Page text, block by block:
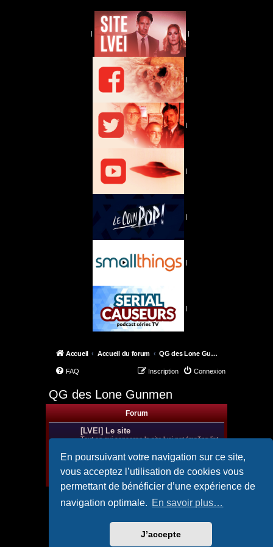
En poursuivant votre navigation sur ce site,
vous acceptez l’utilisation de cookies vous
permettant de bénéficier d’une expérience de
navigation optimale. En savoir plus…
J’accepte
| |
|
|
|
|
|
|
Accueil Accueil du forum QG des Lone Gunmen
FAQ Connexion
Inscription
QG des Lone Gunmen
Forum
[LVEI] Le site
Tout ce qui concerne le site lvei.net (mailing list,
rubriques, problèmes de liens cassés et autres
soucis techniques, demande d'infos...
Modérateurs : Spooky.,LeMartien
Guigui
Sujets :24
Aller
Accueil du forum